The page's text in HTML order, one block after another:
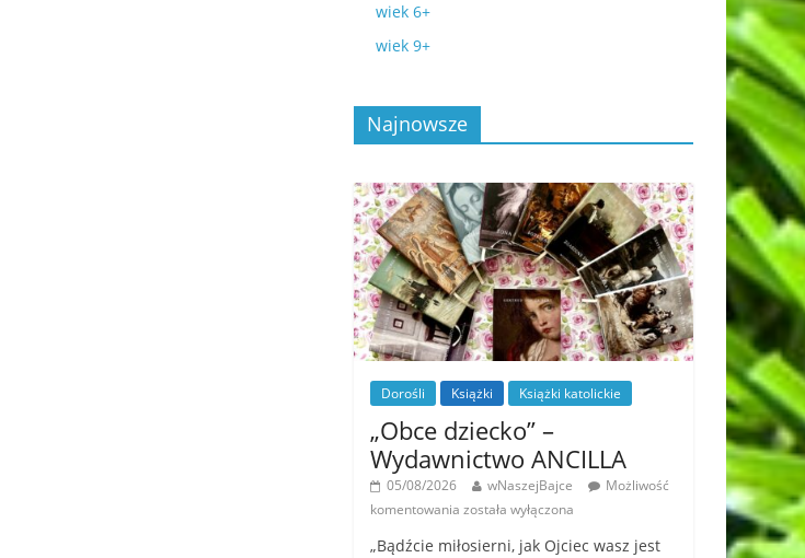
wiek 6+
wiek 9+
Najnowsze
Dorośli Książki Książki katolickie
„Obce dziecko” –
Wydawnictwo ANCILLA
05/08/2026 wNaszejBajce
Możliwość
komentowania została wyłączona
„Bądźcie miłosierni, jak Ojciec wasz jest